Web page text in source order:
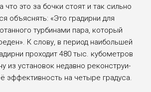
что это за бочки стоят и так силь­но
объ­яснять: «Это градирни для
турбинами пара, который
К слову, в период наибольшей
про­ходит 480 тыс. кубометров
из уста­новок недавно реконструи­
эффек­тивность на четыре градуса.